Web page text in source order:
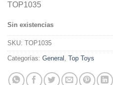
TOP1035
Sin existencias
SKU: TOP1035
Categorías: General Top Toys